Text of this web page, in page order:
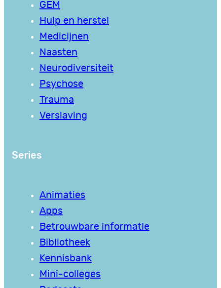
GEM
Hulp en herstel
Medicijnen
Naasten
Neurodiversiteit
Psychose
Trauma
Verslaving
Series
Animaties
Apps
Betrouwbare informatie
Bibliotheek
Kennisbank
Mini-colleges